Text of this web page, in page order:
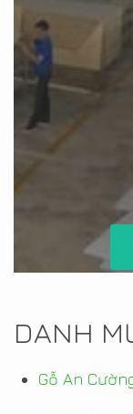
DANH
Gỗ An